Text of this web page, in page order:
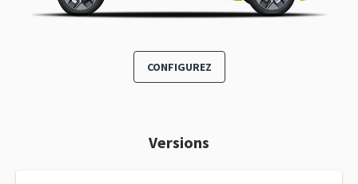
CONFIGUREZ
Versions